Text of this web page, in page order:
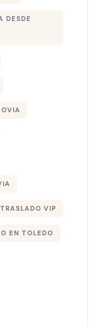
DESDE
TRASLADO VIP
EN TOLEDO